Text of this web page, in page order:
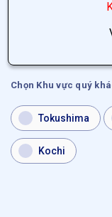
Chọn Khu vực quý
Tokushima
Kochi